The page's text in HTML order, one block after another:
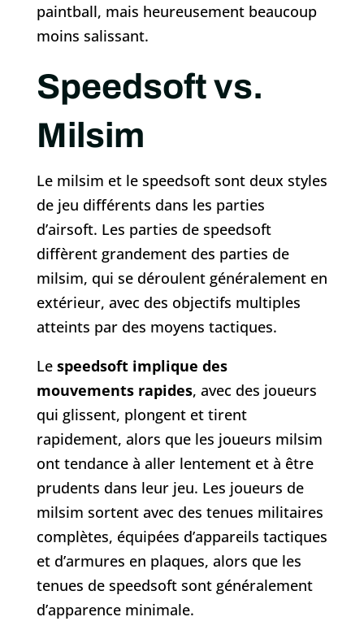
paintball, mais heureusement beaucoup
moins salissant.
Speedsoft vs.
Milsim
Le milsim et le speedsoft sont deux styles
de jeu différents dans les parties
d’airsoft. Les parties de speedsoft
diffèrent grandement des parties de
milsim, qui se déroulent généralement en
extérieur, avec des objectifs multiples
atteints par des moyens tactiques.
Le speedsoft implique des
mouvements rapides, avec des joueurs
qui glissent, plongent et tirent
rapidement, alors que les joueurs milsim
ont tendance à aller lentement et à être
prudents dans leur jeu. Les joueurs de
milsim sortent avec des tenues militaires
complètes, équipées d’appareils tactiques
et d’armures en plaques, alors que les
tenues de speedsoft sont généralement
d’apparence minimale.